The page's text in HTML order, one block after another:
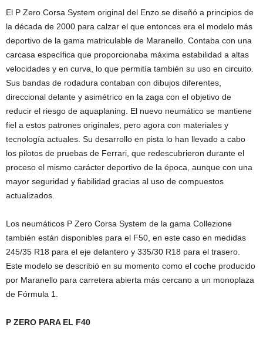
El P Zero Corsa System original del Enzo se diseñó a principios de
la década de 2000 para calzar el que entonces era el modelo más
deportivo de la gama matriculable de Maranello. Contaba con una
carcasa específica que proporcionaba máxima estabilidad a altas
velocidades y en curva, lo que permitía también su uso en circuito.
Sus bandas de rodadura contaban con dibujos diferentes,
direccional delante y asimétrico en la zaga con el objetivo de
reducir el riesgo de aquaplaning. El nuevo neumático se mantiene
fiel a estos patrones originales, pero agora con materiales y
tecnología actuales. Su desarrollo en pista lo han llevado a cabo
los pilotos de pruebas de Ferrari, que redescubrieron durante el
proceso el mismo carácter deportivo de la época, aunque con una
mayor seguridad y fiabilidad gracias al uso de compuestos
actualizados.
Los neumáticos P Zero Corsa System de la gama Collezione
también están disponibles para el F50, en este caso en medidas
245/35 R18 para el eje delantero y 335/30 R18 para el trasero.
Este modelo se describió en su momento como el coche producido
por Maranello para carretera abierta más cercano a un monoplaza
de Fórmula 1.
P ZERO PARA EL F40